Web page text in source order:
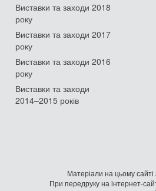
Виставки та заходи 2018
року
Виставки та заходи 2017
року
Виставки та заходи 2016
року
Виставки та заходи
2014–2015 років
Матеріали на цьому
При передруку на iнтернет-